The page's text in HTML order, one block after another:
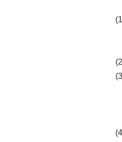
・
・